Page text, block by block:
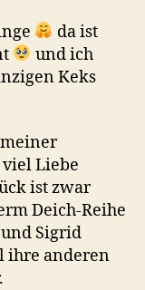
da ist
und ich
Keks
Liebe
ist zwar
Deich-Reihe
Sigrid
ihre anderen